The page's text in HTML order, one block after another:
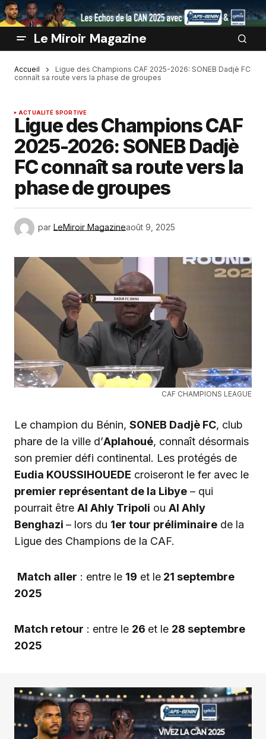
Le Miroir Magazine
Accueil
Ligue des Champions CAF 2025-2026: SONEB Dadjè FC
connaît sa route vers la phase de groupes
ACTUALITÉ SPORTIVE
Ligue des Champions CAF
2025-2026: SONEB Dadjè
FC connaît sa route vers la
phase de groupes
par LeMiroir Magazineaoût 9, 2025
CAF CHAMPIONS LEAGUE
Le champion du Bénin, SONEB Dadjè FC, club
phare de la ville d’Aplahoué, connaît désormais
son premier défi continental. Les protégés de
Eudia KOUSSIHOUEDE croiseront le fer avec le
premier représentant de la Libye – qui
pourrait être Al Ahly Tripoli ou Al Ahly
Benghazi – lors du 1er tour préliminaire de la
Ligue des Champions de la CAF.
Match aller : entre le 19 et le 21 septembre
2025
Match retour : entre le 26 et le 28 septembre
2025